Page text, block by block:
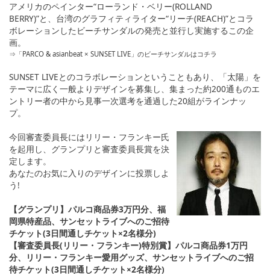
アメリカのペインター“ローランド・ベリー(ROLLAND
BERRY)”と、台湾のグラフィティライター“リーチ(REACH)”とコラ
ボレーションしたビーチサンダルの発売と並行し実施するこの企
画。
⇒「PARCO & asianbeat × SUNSET LIVE」のビーチサンダルはコチラ
SUNSET LIVEとのコラボレーションということもあり、「太陽」を
テーマに広く一般よりデザインを募集し、集まった約200通ものエ
ントリー者の中から見事一次選考を通過した20組がラインナッ
プ。
今回審査委員長にはリリー・フランキー氏
を起用し、グランプリと審査委員長賞を決
定します。
あなたのお気に入りのデザインに投票しよ
う!
【グランプリ】パルコ商品券3万円分、福
岡県特産品、サンセットライブへのご招待
チケット(3日間通しチケット×2名様分)
【審査委員長(リリー・フランキー)特別賞】パルコ商品券1万円
分、リリー・フランキー愛用グッズ、サンセットライブへのご招
待チケット(3日間通しチケット×2名様分)